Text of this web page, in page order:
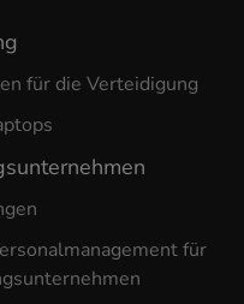
für die Verteidigung
für